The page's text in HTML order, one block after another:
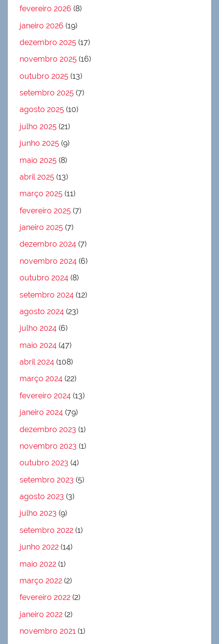
fevereiro 2026 (8)
janeiro 2026 (19)
dezembro 2025 (17)
novembro 2025 (16)
outubro 2025 (13)
setembro 2025 (7)
agosto 2025 (10)
julho 2025 (21)
junho 2025 (9)
maio 2025 (8)
abril 2025 (13)
março 2025 (11)
fevereiro 2025 (7)
janeiro 2025 (7)
dezembro 2024 (7)
novembro 2024 (6)
outubro 2024 (8)
setembro 2024 (12)
agosto 2024 (23)
julho 2024 (6)
maio 2024 (47)
abril 2024 (108)
março 2024 (22)
fevereiro 2024 (13)
janeiro 2024 (79)
dezembro 2023 (1)
novembro 2023 (1)
outubro 2023 (4)
setembro 2023 (5)
agosto 2023 (3)
julho 2023 (9)
setembro 2022 (1)
junho 2022 (14)
maio 2022 (1)
março 2022 (2)
fevereiro 2022 (2)
janeiro 2022 (2)
novembro 2021 (1)